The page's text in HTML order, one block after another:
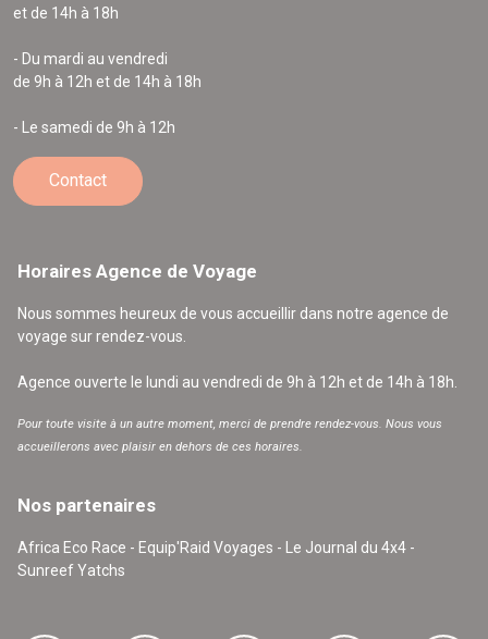
et de 14h à 18h
- Du mardi au vendredi
de 9h à 12h et de 14h à 18h
- Le samedi de 9h à 12h
Contact
Horaires Agence de Voyage
Nous sommes heureux de vous accueillir dans notre agence de
voyage sur rendez-vous.
Agence ouverte le lundi au vendredi de 9h à 12h et de 14h à 18h.
Pour toute visite à un autre moment, merci de prendre rendez-vous. Nous vous
accueillerons avec plaisir en dehors de ces horaires.
Nos partenaires
Africa Eco Race - Equip'Raid Voyages - Le Journal du 4x4 -
Sunreef Yatchs